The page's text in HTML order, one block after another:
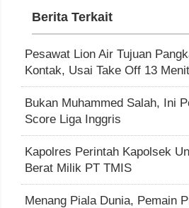
Berita Terkait
Pesawat Lion Air Tujuan
Kontak, Usai Take Off 13 Menit
Bukan Muhammed Salah, Ini
Score Liga Inggris
Kapolres Perintah Kapolsek
Berat Milik PT TMIS
Menang Piala Dunia, Pemain